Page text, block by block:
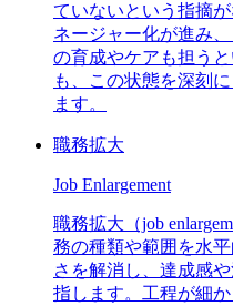
ていないという指摘
ネージャー化が進み
の育成やケアも担う
も、この状態を深刻
ます。
職務拡大
Job Enlargement
職務拡大（job
務の種類や範囲を水
さを解消し、達成感
指します。工程が細